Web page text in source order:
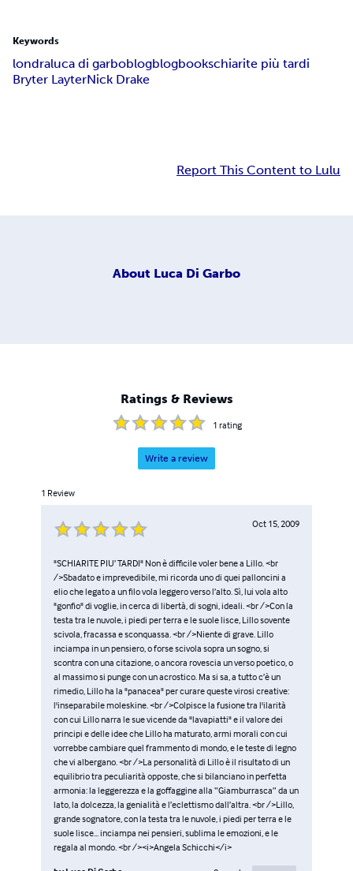
Keywords
londraluca di garboblogblogbookschiarite più tardi
Bryter LayterNick Drake
Report This Content to Lulu
About Luca Di Garbo
Ratings & Reviews
1 rating
Write a review
1 Review
Oct 15, 2009
"SCHIARITE PIU’ TARDI" Non è difficile voler bene a Lillo. <br
/>Sbadato e imprevedibile, mi ricorda uno di quei palloncini a
elio che legato a un filo vola leggero verso l’alto. Sì, lui vola alto
"gonfio" di voglie, in cerca di libertà, di sogni, ideali. <br />Con la
testa tra le nuvole, i piedi per terra e le suole lisce, Lillo sovente
scivola, fracassa e sconquassa. <br />Niente di grave. Lillo
inciampa in un pensiero, o forse scivola sopra un sogno, si
scontra con una citazione, o ancora rovescia un verso poetico, o
al massimo si punge con un acrostico. Ma si sa, a tutto c’è un
rimedio, Lillo ha la "panacea" per curare queste virosi creative:
l'inseparabile moleskine. <br />Colpisce la fusione tra l'ilarità
con cui Lillo narra le sue vicende da "lavapiatti" e il valore dei
principi e delle idee che Lillo ha maturato, armi morali con cui
vorrebbe cambiare quel frammento di mondo, e le teste di legno
che vi albergano. <br />La personalità di Lillo è il risultato di un
equilibrio tra peculiarità opposte, che si bilanciano in perfetta
armonia: la leggerezza e la goffaggine alla “Giamburrasca” da un
lato, la dolcezza, la genialità e l’eclettismo dall’altra. <br />Lillo,
grande sognatore, con la testa tra le nuvole, i piedi per terra e le
suole lisce... inciampa nei pensieri, sublima le emozioni, e le
regala al mondo. <br /><i>Angela Schicchi</i>